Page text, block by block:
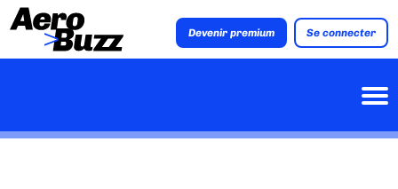
Devenir premium Se connecter